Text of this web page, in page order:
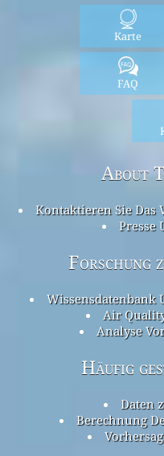
Karte
FAQ
About
Kontaktieren Sie
Presse
Forschung
Air
Analyse
Häufig
Daten
Berechnung